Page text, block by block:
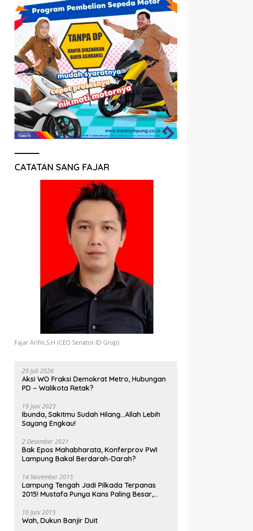
CATATAN SANG FAJAR
Fajar Arifin,S.H (CEO Senator.ID Grup)
29 Juli 2026
Aksi WO Fraksi Demokrat Metro, Hubungan
PD – Walikota Retak?
19 Juni 2023
Ibunda, Sakitmu Sudah Hilang…Allah Lebih
Sayang Engkau!
2 Desember 2021
Bak Epos Mahabharata, Konferprov PWI
Lampung Bakal Berdarah-Darah?
14 November 2015
Lampung Tengah Jadi Pilkada Terpanas
2015! Mustafa Punya Kans Paling Besar,
10 Juni 2015
Wah, Dukun Banjir Duit